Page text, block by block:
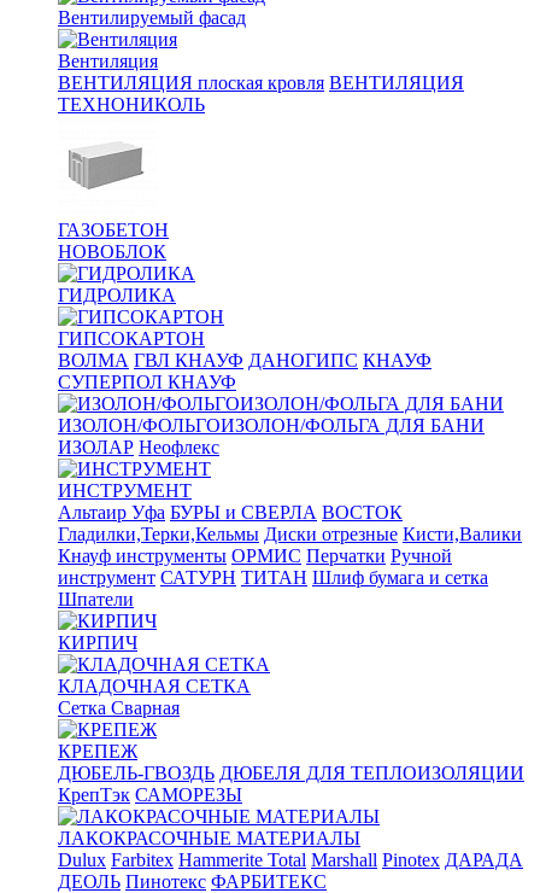
Вентилируемый фасад
Вентиляция
ВЕНТИЛЯЦИЯ плоская кровля ВЕНТИЛЯЦИЯ
ТЕХНОНИКОЛЬ
ГАЗОБЕТОН
НОВОБЛОК
ГИДРОЛИКА
ГИПСОКАРТОН
ВОЛМА ГВЛ КНАУФ ДАНОГИПС КНАУФ
СУПЕРПОЛ КНАУФ
ИЗОЛОН/ФОЛЬГОИЗОЛОН/ФОЛЬГА ДЛЯ БАНИ
ИЗОЛАР Неофлекс
ИНСТРУМЕНТ
Альтаир Уфа БУРЫ и СВЕРЛА ВОСТОК
Гладилки,Терки,Кельмы Диски отрезные Кисти,Валики
Кнауф инструменты ОРМИС Перчатки Ручной
инструмент САТУРН ТИТАН Шлиф бумага и сетка
Шпатели
КИРПИЧ
КЛАДОЧНАЯ СЕТКА
Сетка Сварная
КРЕПЕЖ
ДЮБЕЛЬ-ГВОЗДЬ ДЮБЕЛЯ ДЛЯ ТЕПЛОИЗОЛЯЦИИ
КрепТэк САМОРЕЗЫ
ЛАКОКРАСОЧНЫЕ МАТЕРИАЛЫ
Dulux Farbitex Hammerite Total Marshall Pinotex ДАРАДА
ДЕОЛЬ Пинотекс ФАРБИТЕКС